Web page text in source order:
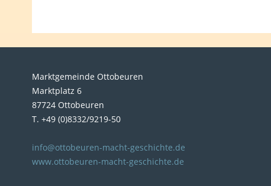
Marktgemeinde Ottobeuren
Marktplatz 6
87724 Ottobeuren
T. +49 (0)8332/9219-50
info@ottobeuren-macht-geschichte.de
www.ottobeuren-macht-geschichte.de